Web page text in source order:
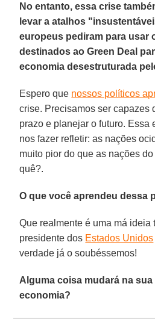
No entanto, essa crise
levar a atalhos
europeus pediram para usar
destinados ao Green Deal
economia desestruturada
Espero que nossos políticos
crise. Precisamos ser capazes
prazo e planejar o futuro. Essa
nos fazer refletir: as nações
muito pior do que as nações
quê?.
O que você aprendeu dessa
Que realmente é uma má ideia
presidente dos Estados Unidos
verdade já o soubéssemos!
Alguma coisa mudará na
economia?